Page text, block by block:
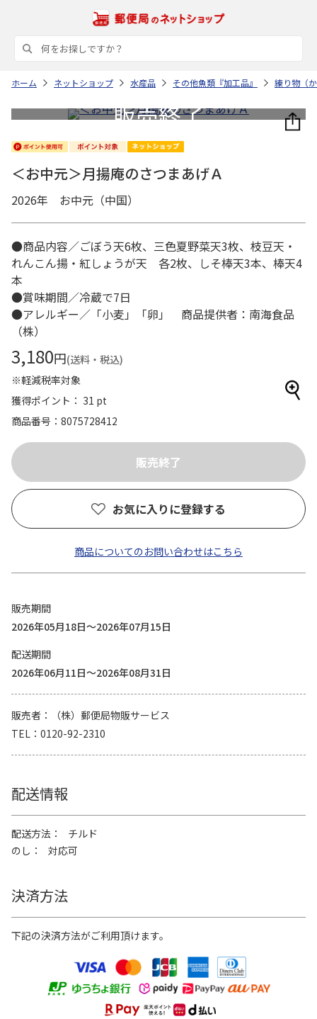
ホーム ネットショップ 水産品 その他魚類『加工品』 練り物（
＜お中元＞月揚庵のさつまあげＡ
2026年 お中元（中国）
●商品内容／ごぼう天6枚、三色夏野菜天3枚、枝豆天・
れんこん揚・紅しょうが天 各2枚、しそ棒天3本、棒天4
本
●賞味期間／冷蔵で7日
●アレルギー／「小麦」「卵」 商品提供者：南海食品
（株）
3,180円(送料・税込)
※軽減税率対象
獲得ポイント： 31 pt
商品番号
8075728412
お気に入りに登録する
商品についてのお問い合わせはこちら
販売期間
2026年05月18日～2026年07月15日
配送期間
2026年06月11日～2026年08月31日
販売者
（株）郵便局物販サービス
TEL
0120-92-2310
配送情報
配送方法
チルド
のし
対応可
決済方法
下記の決済方法がご利用頂けます。